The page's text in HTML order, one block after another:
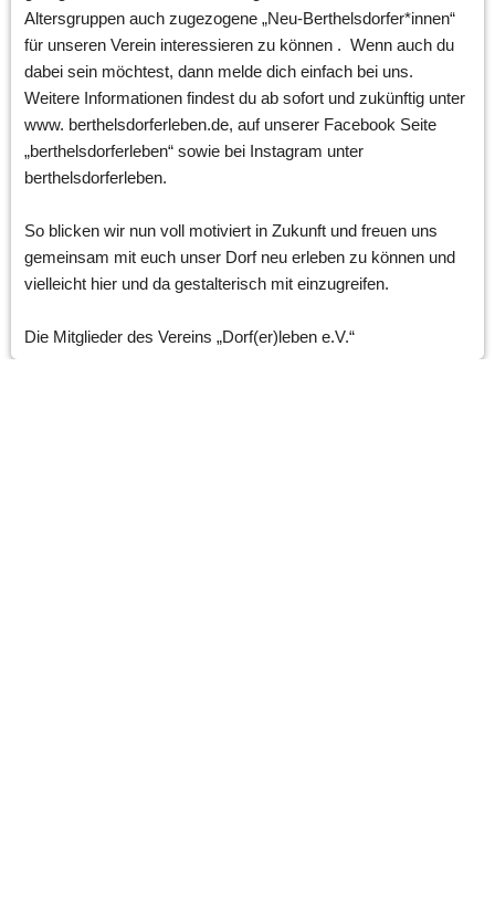
Altersgruppen auch zugezogene „Neu-Berthelsdorfer*innen“
für unseren Verein interessieren zu können .  Wenn auch du
dabei sein möchtest, dann melde dich einfach bei uns.
Weitere Informationen findest du ab sofort und zukünftig unter
www. berthelsdorferleben.de, auf unserer Facebook Seite
„berthelsdorferleben“ sowie bei Instagram unter
berthelsdorferleben.
So blicken wir nun voll motiviert in Zukunft und freuen uns
gemeinsam mit euch unser Dorf neu erleben zu können und
vielleicht hier und da gestalterisch mit einzugreifen.
Die Mitglieder des Vereins „Dorf(er)leben e.V.“